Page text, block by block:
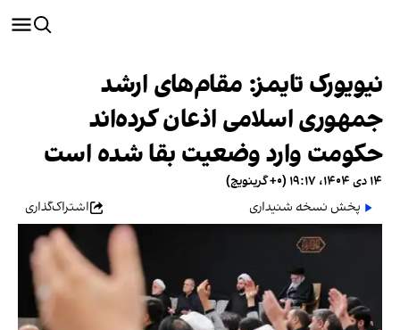
نیویورک تایمز: مقام‌های ارشد
جمهوری اسلامی اذعان کرده‌اند
حکومت وارد وضعیت بقا شده است
۱۴ دی ۱۴۰۴، ۱۹:۱۷ (‎+۰ گرینویچ)
پخش نسخه شنیداری
اشتراک‌گذاری